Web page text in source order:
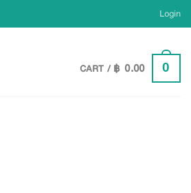
Login
CART /฿ 0.00 0